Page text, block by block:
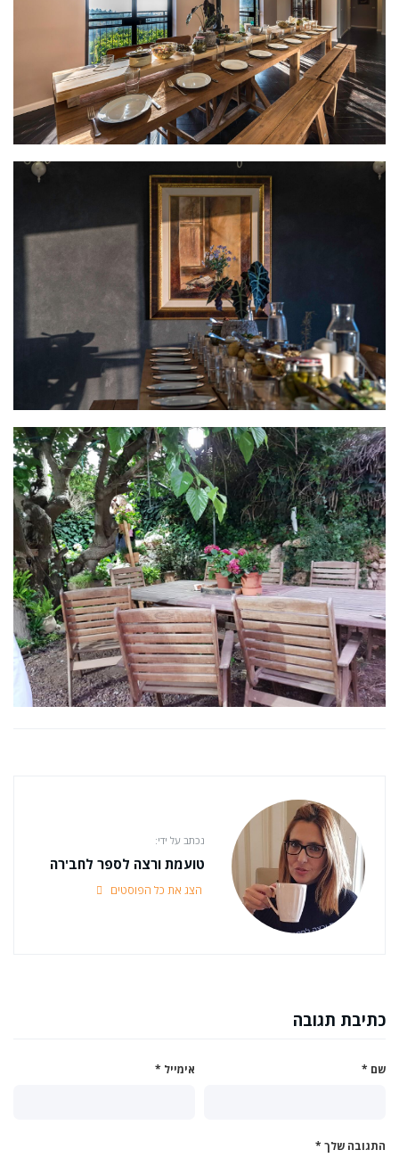
נכתב על ידי:
טועמת ורצה לספר לחב'רה
הצג את כל הפוסטים
כתיבת תגובה
שם * אימייל *
התגובה שלך *